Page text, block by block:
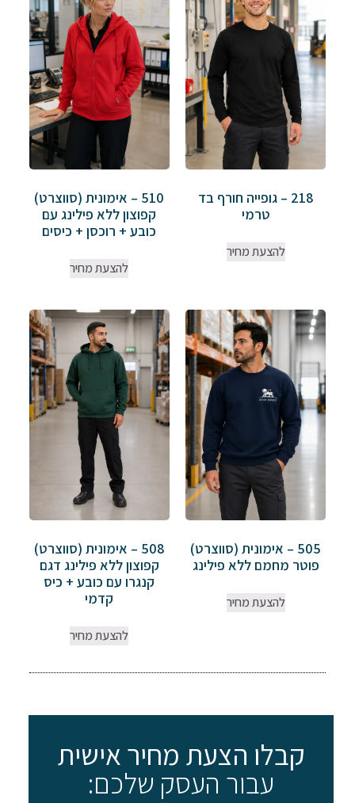
218 – גופייה חורף בד
טרמי
להצעת מחיר
510 – אימונית (סווצרט)
קפוצון ללא פילינג עם
כובע + רוכסן + כיסים
להצעת מחיר
505 – אימונית (סווצרט)
פוטר מחמם ללא פילינג
להצעת מחיר
508 – אימונית (סווצרט)
קפוצון ללא פילינג דגם
קנגרו עם כובע + כיס
קדמי
להצעת מחיר
קבלו הצעת מחיר אישית
עבור העסק שלכם: